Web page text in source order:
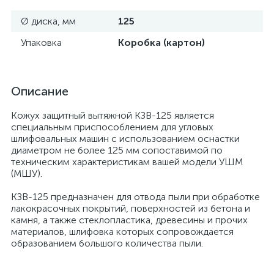
Ø диска, мм
125
Упаковка
Коробка (картон)
Описание
Кожух защитный вытяжной КЗВ-125 является
специальным приспособлением для угловых
шлифовальных машин с использованием оснастки
диаметром не более 125 мм сопоставимой по
техническим характеристикам вашей модели УШМ
(МШУ).
КЗВ-125 предназначен для отвода пыли при обработке
лакокрасочных покрытий, поверхностей из бетона и
камня, а также стеклопластика, древесины и прочих
материалов, шлифовка которых сопровождается
образованием большого количества пыли.